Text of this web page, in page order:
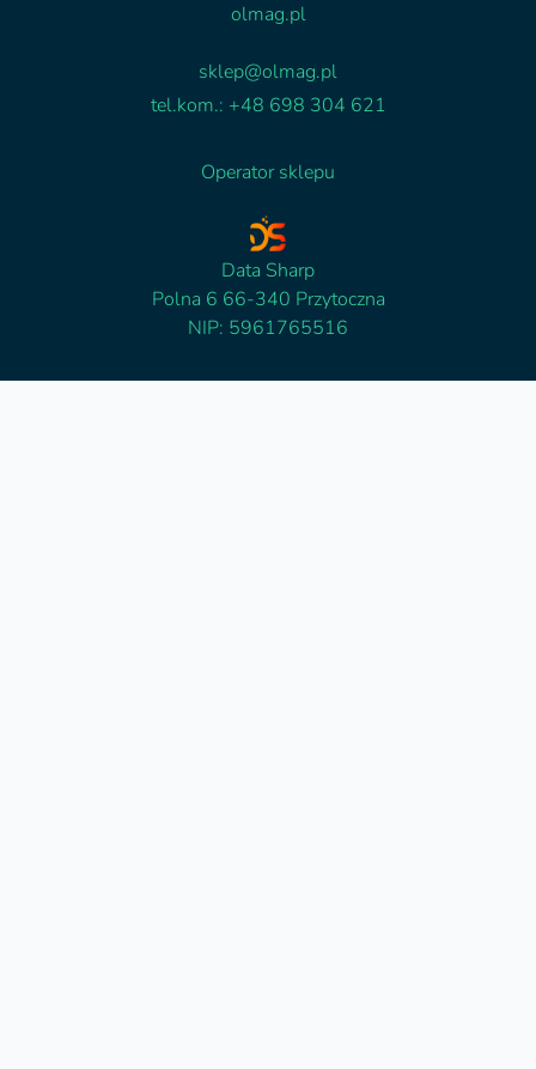
olmag.pl
sklep@olmag.pl
tel.kom.: +48 698 304 621
Operator sklepu
Data Sharp
Polna 6 66-340 Przytoczna
NIP: 5961765516